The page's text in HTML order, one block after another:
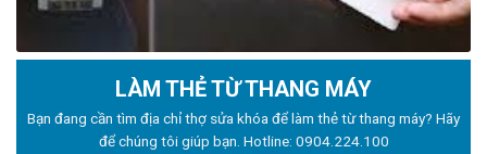
LÀM THẺ TỪ THANG MÁY
Bạn đang cần tìm địa chỉ thợ sửa khóa để làm thẻ từ thang máy? Hãy
để chúng tôi giúp bạn. Hotline: 0904.224.100